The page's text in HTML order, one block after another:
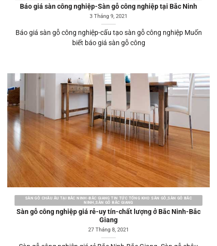
Báo giá sàn công nghiệp-Sàn gỗ công nghiệp tại Bắc Ninh
3 Tháng 9, 2021
Báo giá sàn gỗ công nghiệp-cấu tạo sàn gỗ công nghiệp Muốn
biết báo giá sàn gỗ công
SÀN GỖ CHÂU ÂU TẠI BẮC NINH-BẮC GIANG TIN TỨC TỔNG KHO SÀN GỖ,SÀN GỖ BẮC
NINH,SÀN GỖ BẮC GIANG
Sàn gỗ công nghiệp giá rẻ-uy tín-chất lượng ở Bắc Ninh-Bắc
Giang
27 Tháng 8, 2021